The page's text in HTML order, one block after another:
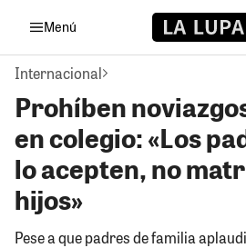
Menú
Internacional
Prohíben
en colegio: «Los
lo acepten, no
hijos»
Pese a que padres de familia